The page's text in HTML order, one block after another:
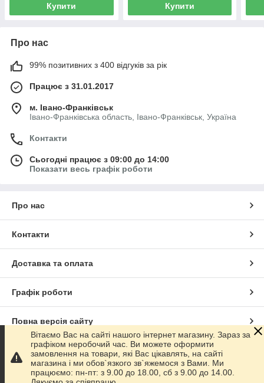
Купити Купити
Про нас
99% позитивних з 400 відгуків за рік
Працює з 31.01.2017
м. Івано-Франківськ
Івано-Франківська область, Івано-Франківськ, Україна
Контакти
Сьогодні працює з 09:00 до 14:00
Показати весь графік роботи
Про нас
Контакти
Доставка та оплата
Графік роботи
Повна версія сайту
Сайт створено на маркетплейсіProm.ua
Політика конфіденційності
Вітаємо Вас на сайті нашого інтернет магазину. Зараз за
графіком неробочий час. Ви можете оформити
замовлення на товари, які Вас цікавлять, на сайті
магазина і ми обов`язкого зв`яжемося з Вами. Ми
працюємо: пн-пт: з 9.00 до 18.00, сб з 9.00 до 14.00.